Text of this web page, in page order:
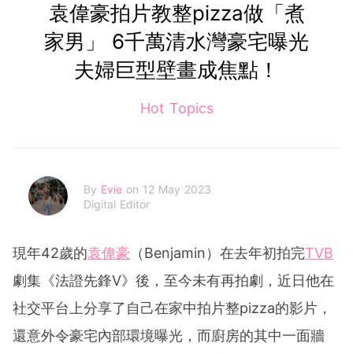
袁偉豪拍片教整pizza做「煮
家男」 6千萬清水灣豪宅曝光
夫婦巨型壁畫成焦點！
Hot Topics
By Evie on 12 May 2023
Digital Editor
現年42歲的袁偉豪 （Benjamin）在去年初拍完TVB
劇集《法證先鋒V》後，至今未有再拍劇，近日他在
社交平台上分享了自己在家中拍片整pizza的影片，
還意外令豪宅內部環境曝光，而廚房的其中一面牆